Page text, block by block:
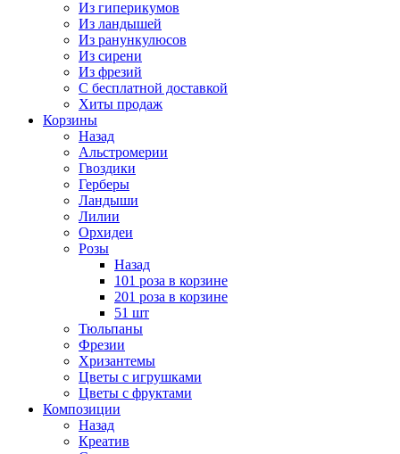
Из гиперикумов
Из ландышей
Из ранункулюсов
Из сирени
Из фрезий
С бесплатной доставкой
Хиты продаж
Корзины
Назад
Альстромерии
Гвоздики
Герберы
Ландыши
Лилии
Орхидеи
Розы
Назад
101 роза в корзине
201 роза в корзине
51 шт
Тюльпаны
Фрезии
Хризантемы
Цветы с игрушками
Цветы с фруктами
Композиции
Назад
Креатив